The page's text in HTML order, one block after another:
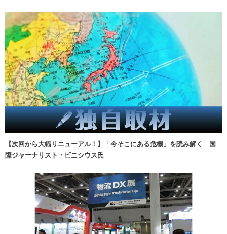
【次回から大幅リニューアル！】「今そこにある危機」を読み解く 国
際ジャーナリスト・ビニシウス氏